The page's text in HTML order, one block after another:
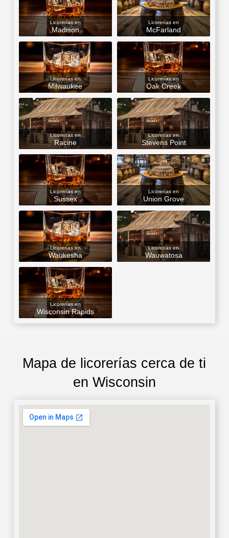
Licorerías en
Madison
Licorerías en
McFarland
Licorerías en
Milwaukee
Licorerías en
Oak Creek
Licorerías en
Racine
Licorerías en
Stevens Point
Licorerías en
Sussex
Licorerías en
Union Grove
Licorerías en
Waukesha
Licorerías en
Wauwatosa
Licorerías en
Wisconsin Rapids
Mapa de licorerías cerca de ti
en Wisconsin